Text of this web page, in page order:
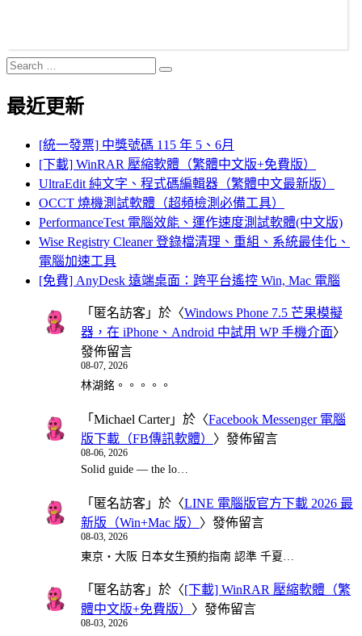
Search
for:
Search
最近更新
[統一發票] 中獎號碼 115 年 5、6月
[下載] WinRAR 壓縮軟體（繁體中文版+免費版）
UltraEdit 純文字、程式碼編輯器（繁體中文最新版）
OCCT 燒機測試軟體（超頻檢測必備工具）
PerformanceTest 電腦效能、運作速度測試軟體(中文版)
Wise Registry Cleaner 登錄檔清理、重組、系統最佳化、
電腦加速工具
[免費] AnyDesk 遠端桌面：跨平台遙控 Win, Mac 電腦
「 匿名訪客 」於〈Windows Phone 7.5 芒果模擬
器，在 iPhone、Android 中試用 WP 手機介面〉
發佈留言
08-07, 2026
林湖銘。。。。。
「 Michael Carter」於〈Facebook Messenger 電腦
版下載（FB傳訊軟體） 〉發佈留言
08-06, 2026
Solid guide — the lo…
「 匿名訪客 」於〈LINE 電腦版官方下載 2026 最
新版（Win+Mac 版） 〉發佈留言
08-03, 2026
東京・大阪 日本女生預約指南 認準 千夏…
「 匿名訪客 」於〈[下載] WinRAR 壓縮軟體（繁
體中文版+免費版） 〉發佈留言
08-03, 2026